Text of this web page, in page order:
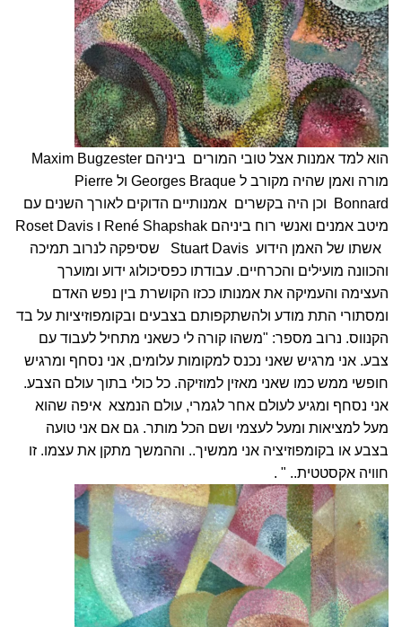
הוא למד אמנות אצל טובי המורים ביניהם Maxim Bugzester
מורה ואמן שהיה מקורב ל Georges Braque ול Pierre
Bonnard
וכן היה בקשרים אמנותיים הדוקים לאורך השנים עם
מיטב אמנים ואנשי רוח ביניהם René Shapshak ו Roset Davis
אשתו של האמן הידוע Stuart Davis שסיפקה לנרוב תמיכה
והכוונה מועילים והכרחיים. עבודתו כפסיכולוג ידוע ומוערך
העצימה והעמיקה את אמנותו ככזו הקושרת בין נפש האדם
ומסתורי התת מודע ולהשתקפותם בצבעים ובקומפוזיציות על בד
הקנווס. נרוב מספר: "משהו קורה לי כשאני מתחיל לעבוד עם
צבע. אני מרגיש שאני נכנס למקומות עלומים, אני נסחף ומרגיש
חופשי ממש כמו שאני מאזין למוזיקה. כל כולי בתוך עולם הצבע.
אני נסחף ומגיע לעולם אחר לגמרי, עולם הנמצא איפה שהוא
מעל למציאות ומעל לעצמי ושם הכל מותר. גם אם אני טועה
בצבע או בקומפוזיציה אני ממשיך.. וההמשך מתקן את עצמו. זו
חוויה אקסטטית.. " .